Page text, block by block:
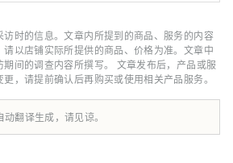
论甜度、香气还是风味，都是最高品质
以品尝白桃、麝香葡萄、先锋葡萄等
旅游景点，包
、日本三大名园之一的冈山后乐园以及
、文化和艺术的仓敷美观地区！
时的信息。文章内所提到的商品、服务的内容
以店铺实际所提供的商品、价格为准。文章中
间的调查内容所撰写。 文章发布后，产品或服
，请提前确认后再购买或使用相关产品服务。
翻译生成，请见谅。